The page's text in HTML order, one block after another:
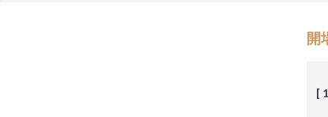
開
[